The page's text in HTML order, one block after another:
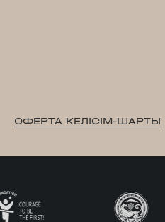
ОФЕРТА КЕЛІСІМ-ШАРТЫ